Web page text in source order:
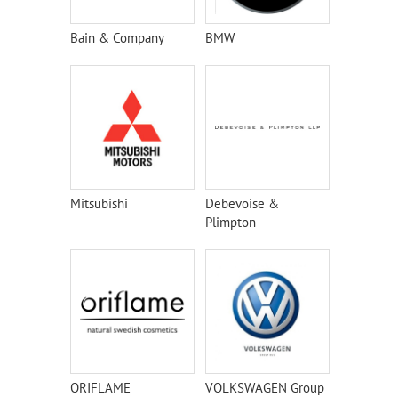
Bain & Company BMW
Mitsubishi
Debevoise &
Plimpton
ORIFLAME
VOLKSWAGEN Group